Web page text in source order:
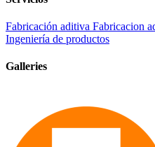
Fabricación aditiva Fabricacion
Ingeniería de productos
Galleries